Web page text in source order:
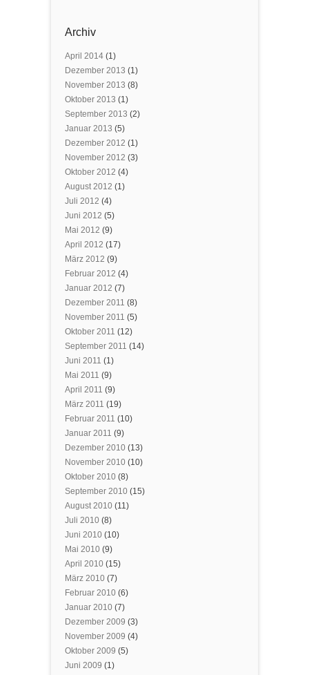
Archiv
April 2014 (1)
Dezember 2013 (1)
November 2013 (8)
Oktober 2013 (1)
September 2013 (2)
Januar 2013 (5)
Dezember 2012 (1)
November 2012 (3)
Oktober 2012 (4)
August 2012 (1)
Juli 2012 (4)
Juni 2012 (5)
Mai 2012 (9)
April 2012 (17)
März 2012 (9)
Februar 2012 (4)
Januar 2012 (7)
Dezember 2011 (8)
November 2011 (5)
Oktober 2011 (12)
September 2011 (14)
Juni 2011 (1)
Mai 2011 (9)
April 2011 (9)
März 2011 (19)
Februar 2011 (10)
Januar 2011 (9)
Dezember 2010 (13)
November 2010 (10)
Oktober 2010 (8)
September 2010 (15)
August 2010 (11)
Juli 2010 (8)
Juni 2010 (10)
Mai 2010 (9)
April 2010 (15)
März 2010 (7)
Februar 2010 (6)
Januar 2010 (7)
Dezember 2009 (3)
November 2009 (4)
Oktober 2009 (5)
Juni 2009 (1)